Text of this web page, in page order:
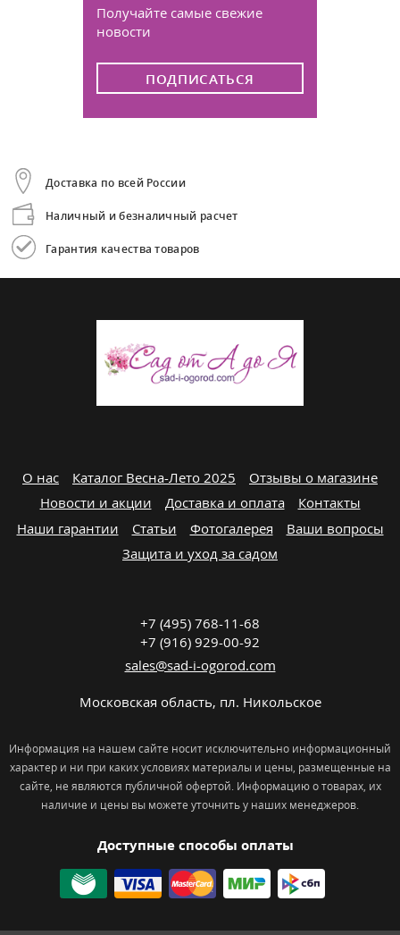
Получайте самые свежие
новости
ПОДПИСАТЬСЯ
Доставка по всей России
Наличный и безналичный расчет
Гарантия качества товаров
О нас Каталог Весна-Лето 2025
Отзывы о магазине
Новости и акции
Доставка и оплата
Контакты
Наши гарантии
Статьи Фотогалерея
Ваши вопросы
Защита и уход за садом
Доступные способы оплаты
+7 (495) 768-11-68
+7 (916) 929-00-92
sales@sad-i-ogorod.com
Московская область, пл. Никольcкое
Информация на нашем сайте носит исключительно информационный
характер и ни при каких условиях материалы и цены, размещенные на
сайте, не являются публичной офертой. Информацию о товарах, их
наличие и цены вы можете уточнить у наших менеджеров.